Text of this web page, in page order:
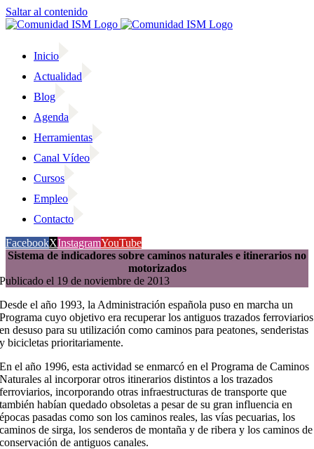
Saltar al contenido
Inicio
Actualidad
Blog
Agenda
Herramientas
Canal Vídeo
Cursos
Empleo
Contacto
FacebookXInstagramYouTube
Sistema de indicadores sobre caminos naturales e itinerarios no
motorizados
Publicado el 19 de noviembre de 2013
Desde el año 1993, la Administración española puso en marcha un
Programa cuyo objetivo era recuperar los antiguos trazados ferroviarios
en desuso para su utilización como caminos para peatones, senderistas
y bicicletas prioritariamente.
En el año 1996, esta actividad se enmarcó en el Programa de Caminos
Naturales al incorporar otros itinerarios distintos a los trazados
ferroviarios, incorporando otras infraestructuras de transporte que
también habían quedado obsoletas a pesar de su gran influencia en
épocas pasadas como son los caminos reales, las vías pecuarias, los
caminos de sirga, los senderos de montaña y de ribera y los caminos de
conservación de antiguos canales.